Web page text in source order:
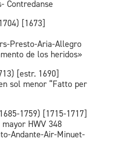
Contredanse
[1673]
Presto-Aria-Allegro
de los heridos»
[estr. 1690]
sol menor “Fatto per
1759) [1715-1717]
HWV 348
Andante-Air-Minuet-